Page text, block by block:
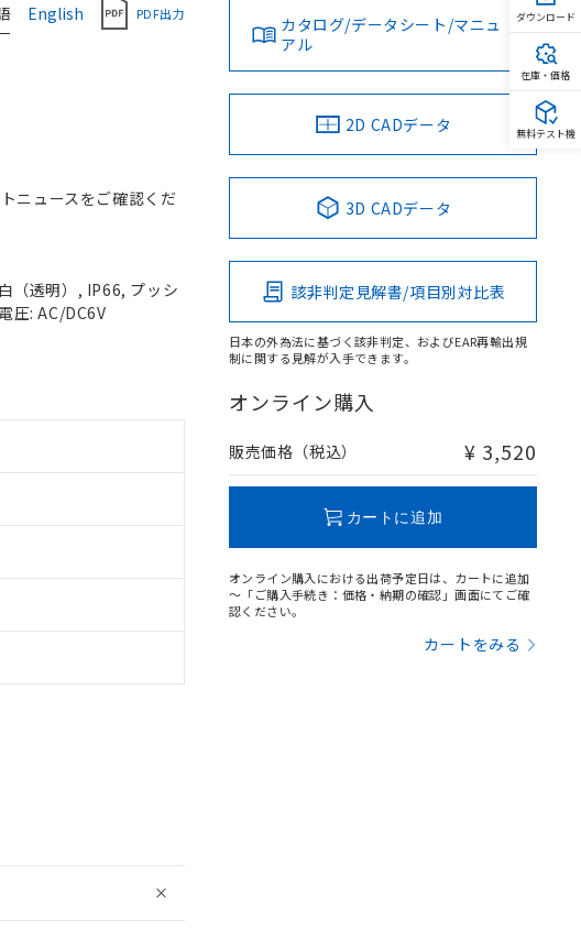
English PDF出力
ニュースをご確認くだ
（透明）, IP66, プッシ
圧: AC/DC6V
カタログ/データシート/マニュ
アル
2D CADデータ
3D CADデータ
該非判定見解書/項目別対比表
日本の外為法に基づく該非判定、およびEAR再輸出規
制に関する見解が入手できます。
オンライン購入
販売価格（税込） ¥ 3,520
カートに追加
オンライン購入における出荷予定日は、カートに追加
～「ご購入手続き：価格・納期の確認」画面にてご確
認ください。
カートをみる
ダウンロード
在庫・価格
無料テスト機